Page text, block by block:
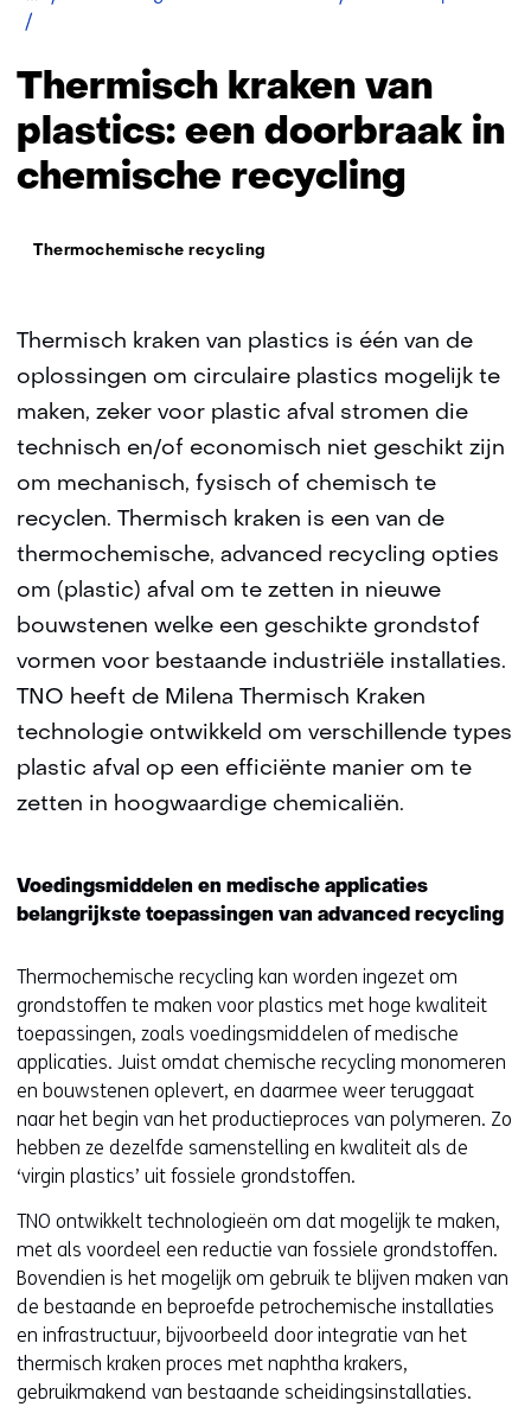
Thermisch kraken van
plastics: een doorbraak in
chemische recycling
Thema:
Thermochemische recycling
Thermisch kraken van plastics is één van de
oplossingen om circulaire plastics mogelijk te
maken, zeker voor plastic afval stromen die
technisch en/of economisch niet geschikt zijn
om mechanisch, fysisch of chemisch te
recyclen. Thermisch kraken is een van de
thermochemische, advanced recycling opties
om (plastic) afval om te zetten in nieuwe
bouwstenen welke een geschikte grondstof
vormen voor bestaande industriële installaties.
TNO heeft de Milena Thermisch Kraken
technologie ontwikkeld om verschillende types
plastic afval op een efficiënte manier om te
zetten in hoogwaardige chemicaliën.
Voedingsmiddelen en medische applicaties
belangrijkste toepassingen van advanced recycling
Thermochemische recycling kan worden ingezet om
grondstoffen te maken voor plastics met hoge kwaliteit
toepassingen, zoals voedingsmiddelen of medische
applicaties. Juist omdat chemische recycling monomeren
en bouwstenen oplevert, en daarmee weer teruggaat
naar het begin van het productieproces van polymeren. Zo
hebben ze dezelfde samenstelling en kwaliteit als de
‘virgin plastics’ uit fossiele grondstoffen.
TNO ontwikkelt technologieën om dat mogelijk te maken,
met als voordeel een reductie van fossiele grondstoffen.
Bovendien is het mogelijk om gebruik te blijven maken van
de bestaande en beproefde petrochemische installaties
en infrastructuur, bijvoorbeeld door integratie van het
thermisch kraken proces met naphtha krakers,
gebruikmakend van bestaande scheidingsinstallaties.